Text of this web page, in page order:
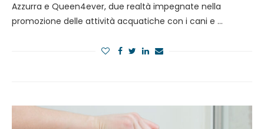
Azzurra e Queen4ever, due realtà impegnate nella
promozione delle attività acquatiche con i cani e …